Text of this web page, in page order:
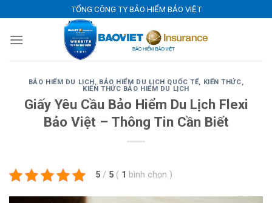
to
content
TỔNG CÔNG TY BẢO HIỂM BẢO VIỆT
BẢO HIỂM DU LỊCH, BẢO HIỂM DU LỊCH QUỐC TẾ, KIẾN THỨC,
KIẾN THỨC BẢO HIỂM DU LỊCH
Giấy Yêu Cầu Bảo Hiểm Du Lịch Flexi
Bảo Việt – Thông Tin Cần Biết
5 / 5 ( 1 bình chọn )